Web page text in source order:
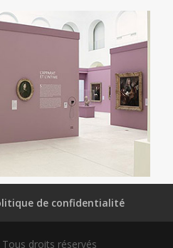
de confidentialité
droits réservés